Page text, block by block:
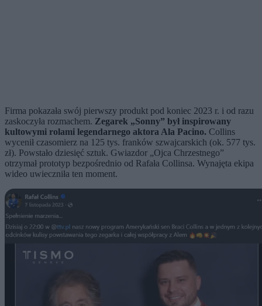
Firma pokazała swój pierwszy produkt pod koniec 2023 r. i od razu
zaskoczyła rozmachem. Zegarek „Sonny” był inspirowany
kultowymi rolami legendarnego aktora Ala Pacino. Collins
wycenił czasomierz na 125 tys. franków szwajcarskich (ok. 577 tys.
zł). Powstało dziesięć sztuk. Gwiazdor „Ojca Chrzestnego”
otrzymał prototyp bezpośrednio od Rafała Collinsa. Wynajęta ekipa
wideo uwieczniła ten moment.